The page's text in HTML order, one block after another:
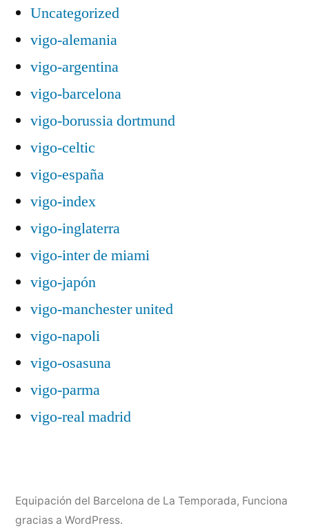
Uncategorized
vigo-alemania
vigo-argentina
vigo-barcelona
vigo-borussia dortmund
vigo-celtic
vigo-españa
vigo-index
vigo-inglaterra
vigo-inter de miami
vigo-japón
vigo-manchester united
vigo-napoli
vigo-osasuna
vigo-parma
vigo-real madrid
Equipación del Barcelona de La Temporada, Funciona
gracias a WordPress.